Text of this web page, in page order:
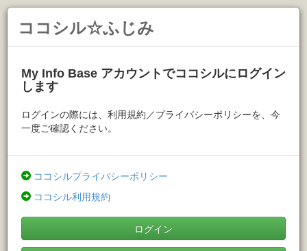
ココシル☆ふじみ
My Info Base アカウントでココシルにログイン
します
ログインの際には、利用規約／プライバシーポリシーを、今
一度ご確認ください。
ココシルプライバシーポリシー
ココシル利用規約
ログイン